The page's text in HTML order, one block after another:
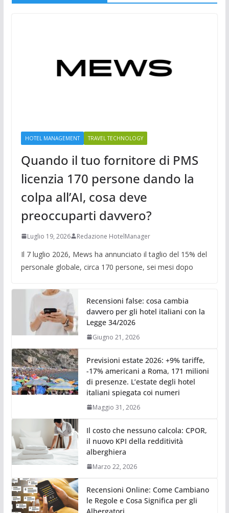
HOTEL MANAGEMENT TRAVEL TECHNOLOGY
Quando il tuo fornitore di PMS
licenzia 170 persone dando la
colpa all’AI, cosa deve
preoccuparti davvero?
Luglio 19, 2026 Redazione HotelManager
Il 7 luglio 2026, Mews ha annunciato il taglio del 15% del
personale globale, circa 170 persone, sei mesi dopo
Recensioni false: cosa cambia
davvero per gli hotel italiani con la
Legge 34/2026
Giugno 21, 2026
Previsioni estate 2026: +9% tariffe,
-17% americani a Roma, 171 milioni
di presenze. L’estate degli hotel
italiani spiegata coi numeri
Maggio 31, 2026
Il costo che nessuno calcola: CPOR,
il nuovo KPI della redditività
alberghiera
Marzo 22, 2026
Recensioni Online: Come Cambiano
le Regole e Cosa Significa per gli
Albergatori